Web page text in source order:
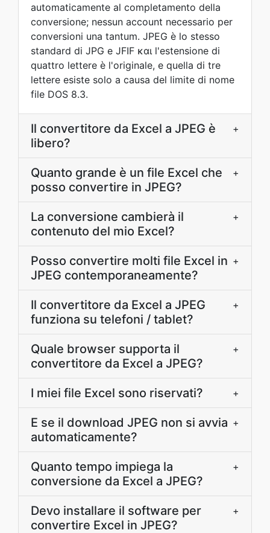
automaticamente al completamento della
conversione; nessun account necessario per
conversioni una tantum. JPEG è lo stesso
standard di JPG e JFIF και l'estensione di
quattro lettere è l'originale, e quella di tre
lettere esiste solo a causa del limite di nome
file DOS 8.3.
Il convertitore da Excel a JPEG è
libero?
+
Quanto grande è un file Excel che
posso convertire in JPEG?
+
La conversione cambierà il
contenuto del mio Excel?
+
Posso convertire molti file Excel in
JPEG contemporaneamente?
+
Il convertitore da Excel a JPEG
funziona su telefoni / tablet?
+
Quale browser supporta il
convertitore da Excel a JPEG?
+
I miei file Excel sono riservati? +
E se il download JPEG non si avvia
automaticamente?
+
Quanto tempo impiega la
conversione da Excel a JPEG?
+
Devo installare il software per
convertire Excel in JPEG?
+